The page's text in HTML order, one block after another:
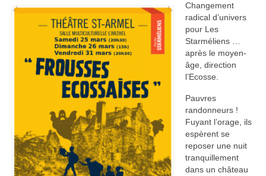
2022 – Fricotage et coquillettes
2021 – Bang public
2020 – Sincère à rien
2019 – Appelez-moi bichette !
2018 – Bandit chéri
2017 – Frousses écossaises
2016 – Oyez ? Oh, yé !
Changement
radical d’univers
pour Les
Starméliens …
après le moyen-
âge, direction
l’Ecosse.
Pauvres
randonneurs !
Fuyant l’orage, ils
espèrent se
reposer une nuit
tranquillement
dans un château